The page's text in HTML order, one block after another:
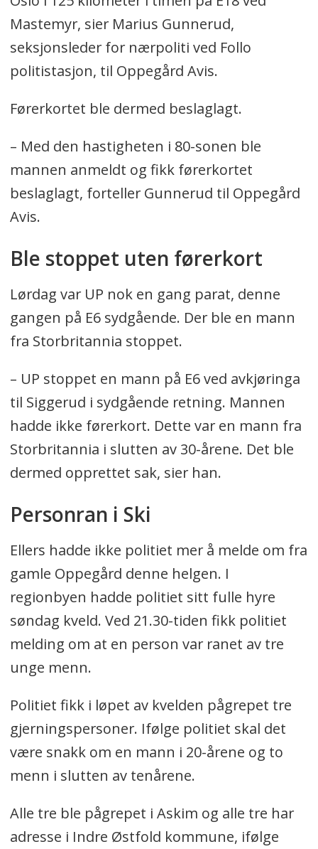
Mastemyr, sier Marius Gunnerud,
seksjonsleder for nærpoliti ved Follo
politistasjon, til Oppegård Avis.
Førerkortet ble dermed beslaglagt.
– Med den hastigheten i 80-sonen ble
mannen anmeldt og fikk førerkortet
beslaglagt, forteller Gunnerud til Oppegård
Avis.
Ble stoppet uten førerkort
Lørdag var UP nok en gang parat, denne
gangen på E6 sydgående. Der ble en mann
fra Storbritannia stoppet.
– UP stoppet en mann på E6 ved avkjøringa
til Siggerud i sydgående retning. Mannen
hadde ikke førerkort. Dette var en mann fra
Storbritannia i slutten av 30-årene. Det ble
dermed opprettet sak, sier han.
Personran i Ski
Ellers hadde ikke politiet mer å melde om fra
gamle Oppegård denne helgen. I
regionbyen hadde politiet sitt fulle hyre
søndag kveld. Ved 21.30-tiden fikk politiet
melding om at en person var ranet av tre
unge menn.
Politiet fikk i løpet av kvelden pågrepet tre
gjerningspersoner. Ifølge politiet skal det
være snakk om en mann i 20-årene og to
menn i slutten av tenårene.
Alle tre ble pågrepet i Askim og alle tre har
adresse i Indre Østfold kommune, ifølge